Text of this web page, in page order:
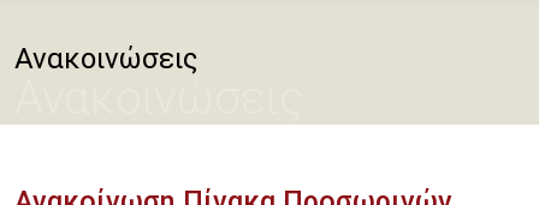
Ανακοινώσεις